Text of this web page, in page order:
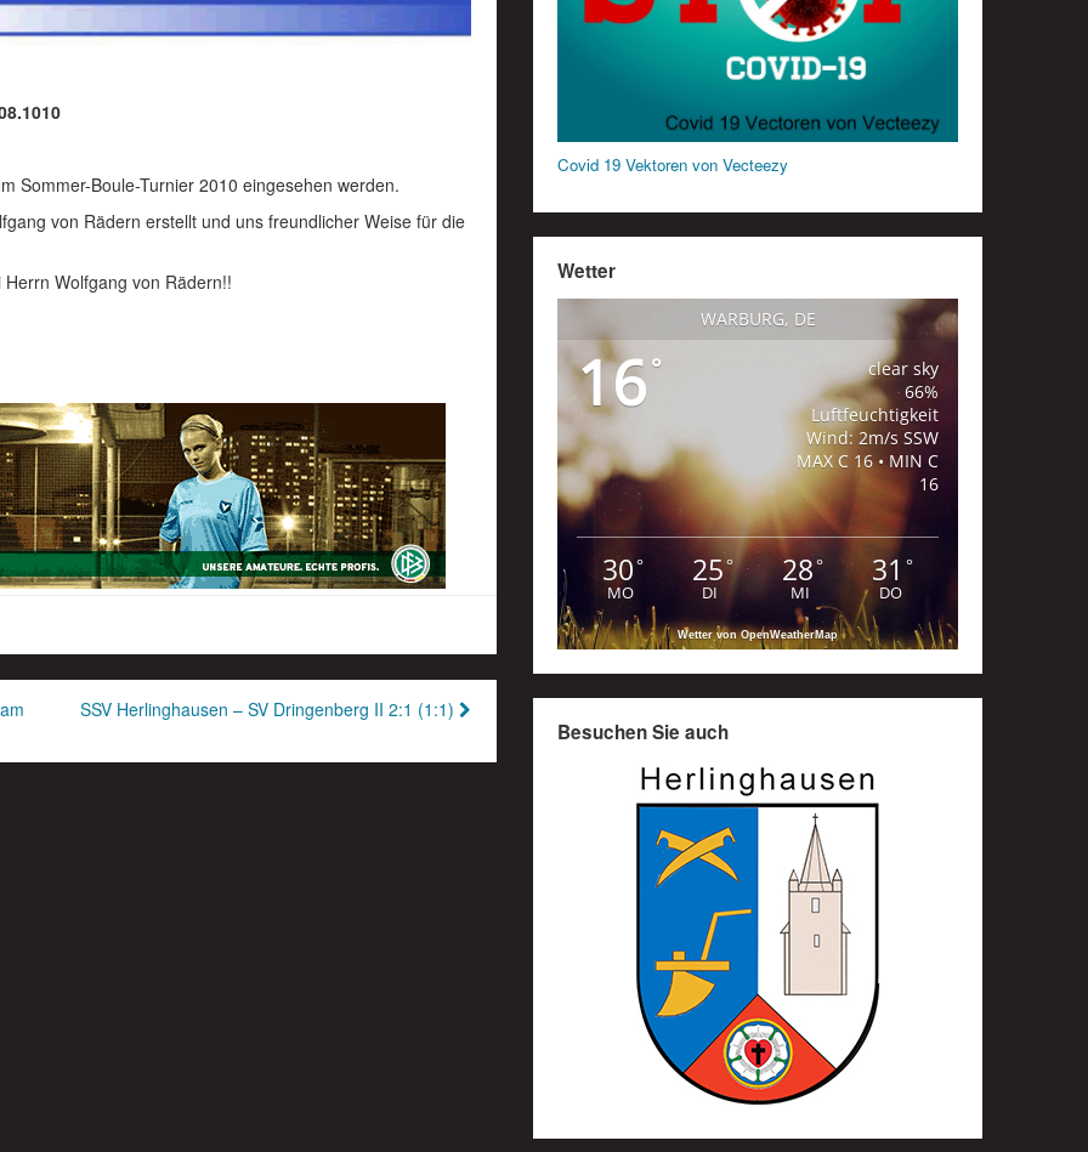
Sommer-Boule-Turnier 2010 eingesehen werden.
von Rädern erstellt und uns freundlicher Weise für die
Wolfgang von Rädern!!
SSV Herlinghausen – SV Dringenberg II 2:1 (1:1)
Covid 19 Vektoren von Vecteezy
Wetter
WARBURG, DE
16°
clear sky
66%
Luftfeuchtigkeit
Wind: 2m/s SSW
MAX C 16 • MIN C
16
30°
MO
25°
DI
28°
MI
31 °
DO
Wetter von OpenWeatherMap
Besuchen Sie auch